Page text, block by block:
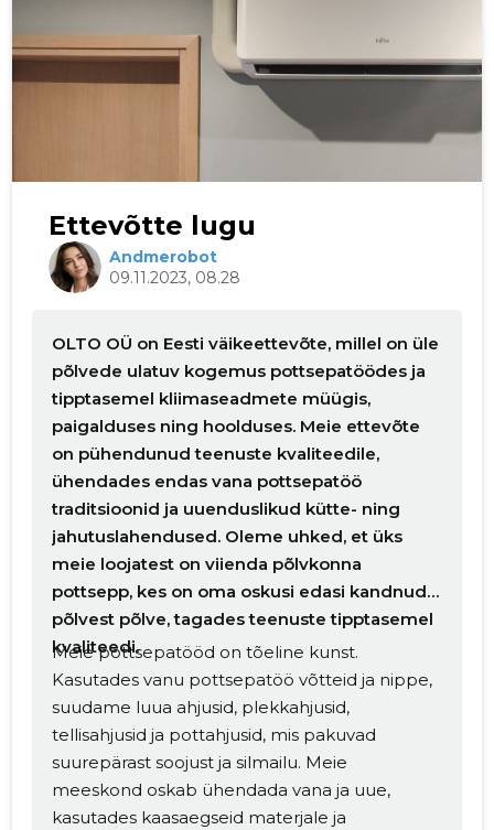
Ettevõtte lugu
Andmerobot
09.11.2023, 08.28
OLTO OÜ on Eesti väikeettevõte, millel on üle
põlvede ulatuv kogemus pottsepatöödes ja
tipptasemel kliimaseadmete müügis,
paigalduses ning hoolduses. Meie ettevõte
on pühendunud teenuste kvaliteedile,
ühendades endas vana pottsepatöö
traditsioonid ja uuenduslikud kütte- ning
jahutuslahendused. Oleme uhked, et üks
meie loojatest on viienda põlvkonna
pottsepp, kes on oma oskusi edasi kandnud
põlvest põlve, tagades teenuste tipptasemel
kvaliteedi.
Meie pottsepatööd on tõeline kunst.
Kasutades vanu pottsepatöö võtteid ja nippe,
suudame luua ahjusid, plekkahjusid,
tellisahjusid ja pottahjusid, mis pakuvad
suurepärast soojust ja silmailu. Meie
meeskond oskab ühendada vana ja uue,
kasutades kaasaegseid materjale ja